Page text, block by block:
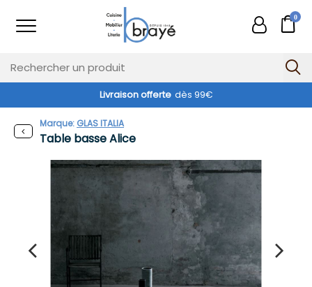
0
Livraison offerte dès 99€
Table basse Alice
Marque: GLAS ITALIA